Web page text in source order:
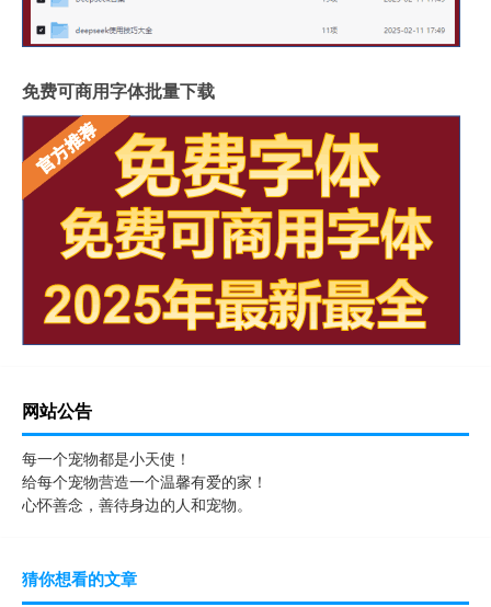
免费可商用字体批量下载
网站公告
每一个宠物都是小天使！
给每个宠物营造一个温馨有爱的家！
心怀善念，善待身边的人和宠物。
猜你想看的文章